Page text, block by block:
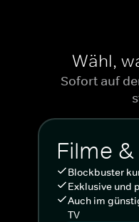
Wähl,
Sofort auf
Filme
Blockbuster
Exklusive und
Auch im
TV